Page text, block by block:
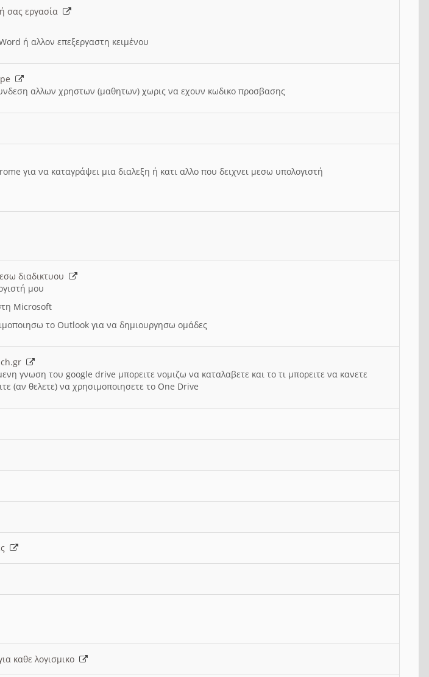
σας εργασία
ή αλλον επεξεργαστη κειμένου
αλλων χρηστων (μαθητων) χωρις να εχουν κωδικο προσβασης
για να καταγράψει μια διαλεξη ή κατι αλλο που δειχνει μεσω υπολογιστή
διαδικτυου
μου
Microsoft
το Outlook για να δημιουργησω ομάδες
γνωση του google drive μπορειτε νομιζω να καταλαβετε και το τι μπορειτε να κανετε
(αν θελετε) να χρησιμοποιησετε το One Drive
καθε λογισμικο